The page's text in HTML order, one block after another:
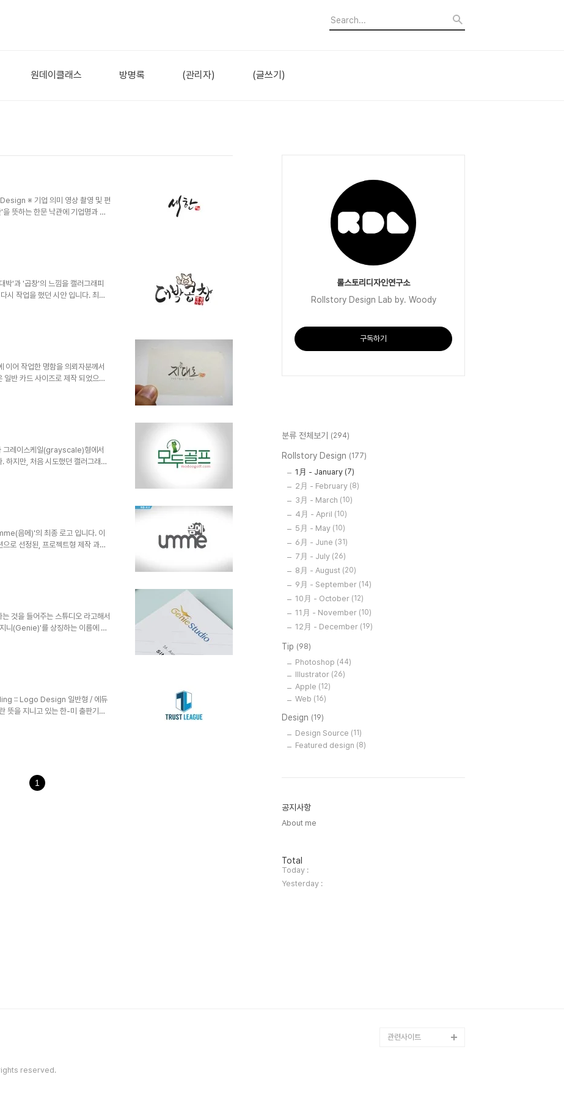
원데이클래스 방명록 (관리자) (글쓰기)
※ 기업 의미 영상 촬영 및 편
뜻하는 한문 낙관에 기업명과 어
의 세 가지 언어를 조합하여
'과 '곱창'의 느낌을 캘러그래피
시 작업을 했던 시안 입니다. 최종
(?)하셔서, 바로 다음 작업으로, '엄
'제목'을 알기 어렵다는 생각을
뢰를 하셨으리..
어 작업한 명함을 의뢰자분께서
반 카드 사이즈로 제작 되었으며,
을 우측정렬로 배치한 깔끔한 기본
그레이스케일(grayscale)형에서
하지만, 처음 시도했던 캘러그래피
로 표현한 단어였기에 막상 적용
을 바탕으로 2차 그래픽적
녹색(green)계열과 신비함을..
음메)'의 최종 로고 입니다. 이
로 선정된, 프로젝트형 제작 과정
~'에서 동기를 얻어, 로고 제작을
것을 들어주는 스튜디오 라고해서
니(Genie)'를 상징하는 이름에 맞
안에서 첫글자 'G'를 변형하여 완
:: Logo Design 일반형 / 에듀
뜻을 지니고 있는 한-미 출판기업
와 LEAGUE의 'L'을 첫이니셜로
1
롤스토리디자인연구소
Rollstory Design Lab by. Woody
구독하기
분류 전체보기 (294)
Rollstory Design (177)
1月 - January (7)
2月 - February (8)
3月 - March (10)
4月 - April (10)
5月 - May (10)
6月 - June (31)
7月 - July (26)
8月 - August (20)
9月 - September (14)
10月 - October (12)
11月 - November (10)
12月 - December (19)
Tip (98)
Photoshop (44)
Illustrator (26)
Apple (12)
Web (16)
Design (19)
Design Source (11)
Featured design (8)
공지사항
About me
방
문
자
수
Total
Today :
Yesterday :
reserved.
관련사이트